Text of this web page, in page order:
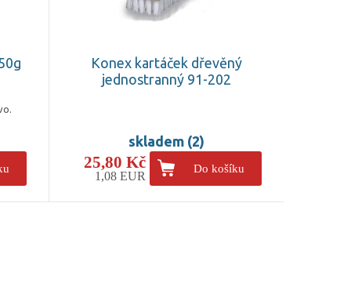
Konex kartáček dřevěný
jednostranný 91-202
skladem (2)
25,80 Kč
1,08 EUR
Do košíku